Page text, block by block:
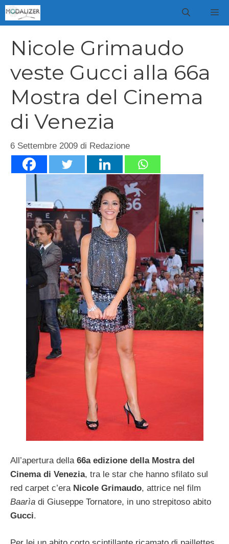
Vai
al
Nicole Grimaudo
veste Gucci alla 66a
Mostra del Cinema
di Venezia
6 Settembre 2009 di Redazione
All’apertura della 66a edizione della Mostra del
Cinema di Venezia, tra le star che hanno sfilato sul
red carpet c’era Nicole Grimaudo, attrice nel film
Baarìa di Giuseppe Tornatore, in uno strepitoso abito
Gucci.